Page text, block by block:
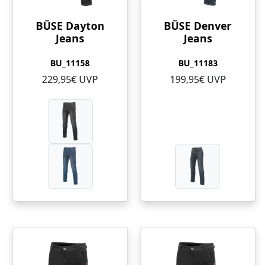
BÜSE Dayton
Jeans
BU_11158
229,95€ UVP
BÜSE Denver
Jeans
BU_11183
199,95€ UVP